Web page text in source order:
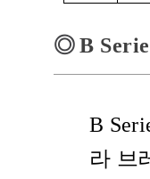
◎B
B
라 브